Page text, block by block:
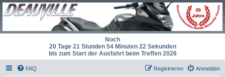
Noch
20 Tage 21 Stunden 54 Minuten 22 Sekunden
bis zum Start der Ausfahrt beim Treffen 2026
FAQ Anmelden
Registrieren